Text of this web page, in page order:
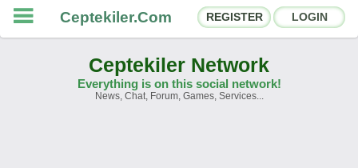
Ceptekiler.Com REGISTER LOGIN
Ceptekiler Network
Everything is on this social network!
News, Chat, Forum, Games, Services...